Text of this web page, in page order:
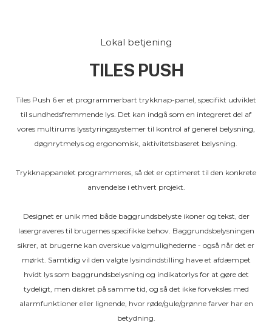
Lokal betjening
TILES PUSH
Tiles Push 6 er et programmerbart trykknap-panel, specifikt udviklet
til sundhedsfremmende lys. Det kan indgå som en integreret del af
vores multirums lysstyringssystemer til kontrol af generel belysning,
døgnrytmelys og ergonomisk, aktivitetsbaseret belysning.
Trykknappanelet programmeres, så det er optimeret til den konkrete
anvendelse i ethvert projekt.
Designet er unik med både baggrundsbelyste ikoner og tekst, der
lasergraveres til brugernes specifikke behov. Baggrundsbelysningen
sikrer, at brugerne kan overskue valgmulighederne - også når det er
mørkt. Samtidig vil den valgte lysindindstilling have et afdæmpet
hvidt lys som baggrundsbelysning og indikatorlys for at gøre det
tydeligt, men diskret på samme tid, og så det ikke forveksles med
alarmfunktioner eller lignende, hvor røde/gule/grønne farver har en
betydning.